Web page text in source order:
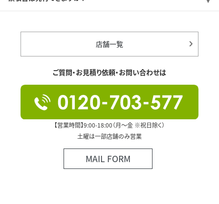
店舗一覧
ご質問・お見積り依頼・お問い合わせは
【営業時間】9:00-18:00（月～金 ※祝日除く）
土曜は一部店舗のみ営業
MAIL FORM